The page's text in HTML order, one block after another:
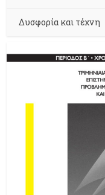
Δυσφορία και τέχνη